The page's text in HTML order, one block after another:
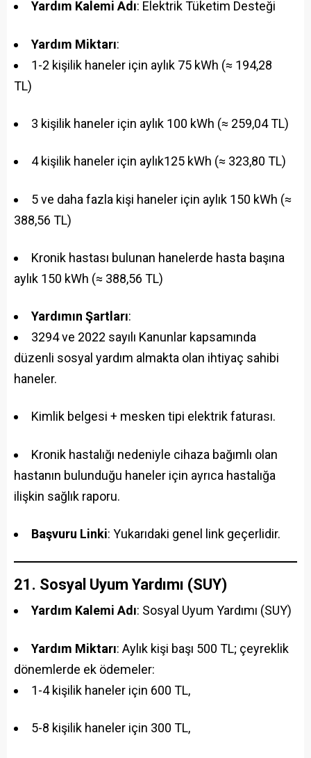
Yardım Kalemi Adı: Elektrik Tüketim Desteği
Yardım Miktarı:
1-2 kişilik haneler için aylık 75 kWh (≈ 194,28
TL)
3 kişilik haneler için aylık 100 kWh (≈ 259,04 TL)
4 kişilik haneler için aylık125 kWh (≈ 323,80 TL)
5 ve daha fazla kişi haneler için aylık 150 kWh (≈
388,56 TL)
Kronik hastası bulunan hanelerde hasta başına
aylık 150 kWh (≈ 388,56 TL)
Yardımın Şartları:
3294 ve 2022 sayılı Kanunlar kapsamında
düzenli sosyal yardım almakta olan ihtiyaç sahibi
haneler.
Kimlik belgesi + mesken tipi elektrik faturası.
Kronik hastalığı nedeniyle cihaza bağımlı olan
hastanın bulunduğu haneler için ayrıca hastalığa
ilişkin sağlık raporu.
Başvuru Linki: Yukarıdaki genel link geçerlidir.
21. Sosyal Uyum Yardımı (SUY)
Yardım Kalemi Adı: Sosyal Uyum Yardımı (SUY)
Yardım Miktarı: Aylık kişi başı 500 TL; çeyreklik
dönemlerde ek ödemeler:
1-4 kişilik haneler için 600 TL,
5-8 kişilik haneler için 300 TL,